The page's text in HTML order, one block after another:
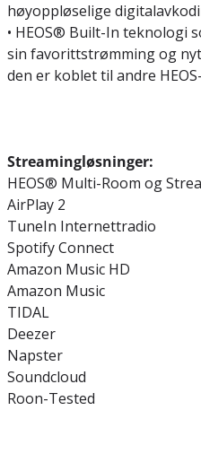
høyoppløselige
• HEOS® Built-In teknologi
sin favorittstrømming og
den er koblet til andre
Streamingløsninger:
HEOS® Multi-Room og
AirPlay 2
TuneIn Internettradio
Spotify Connect
Amazon Music HD
Amazon Music
TIDAL
Deezer
Napster
Soundcloud
Roon-Tested